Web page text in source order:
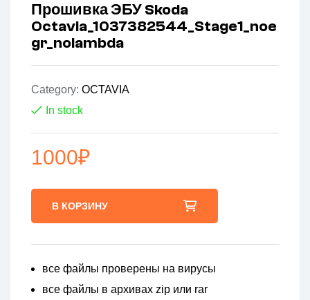
Прошивка ЭБУ Skoda
Octavia_1037382544_Stage1_noe
gr_nolambda
Category: OCTAVIA
In stock
1000₽
В КОРЗИНУ
все файлы проверены на вирусы
все файлы в архивах zip или rar